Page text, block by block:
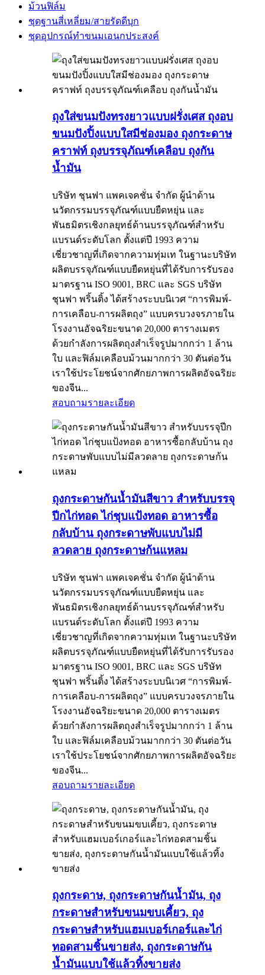
ม้วนฟิล์ม
ชุดฐานสี่เหลี่ยม/สายรัดดีบุก
ชุดอุปกรณ์ทำขนมเอนกประสงค์
ถุงใส่ขนมปังทรงยาวแบบฝรั่งเศส ถุงอบ
ขนมปังปิ้งแบบใสมีช่องมอง ถุงกระดาษ
คราฟท์ ถุงบรรจุภัณฑ์เคลือบ ถุงกัน
น้ำมัน
บริษัท ชุนฟา แพคเจคชั่น จำกัด ผู้นำด้าน
นวัตกรรมบรรจุภัณฑ์แบบยืดหยุ่น และ
พันธมิตรเชิงกลยุทธ์ด้านบรรจุภัณฑ์สำหรับ
แบรนด์ระดับโลก ตั้งแต่ปี 1993 ความ
เชี่ยวชาญที่เกิดจากความทุ่มเท ในฐานะบริษัท
ผลิตบรรจุภัณฑ์แบบยืดหยุ่นที่ได้รับการรับรอง
มาตรฐาน ISO 9001, BRC และ SGS บริษัท
ชุนฟา พริ้นติ้ง ได้สร้างระบบนิเวศ “การพิมพ์-
การเคลือบ-การผลิตถุง” แบบครบวงจรภายใน
โรงงานอัจฉริยะขนาด 20,000 ตารางเมตร
ด้วยกำลังการผลิตถุงสำเร็จรูปมากกว่า 1 ล้าน
ใบ และฟิล์มเคลือบม้วนมากกว่า 30 ตันต่อวัน
เราใช้ประโยชน์จากศักยภาพการผลิตอัจฉริยะ
ของจีน...
สอบถามรายละเอียด
ถุงกระดาษกันน้ำมันสีขาว สำหรับบรรจุ
ปีกไก่ทอด ไก่ชุบแป้งทอด อาหารซื้อ
กลับบ้าน ถุงกระดาษพับแบบไม่มี
ลวดลาย ถุงกระดาษก้นแหลม
บริษัท ชุนฟา แพคเจคชั่น จำกัด ผู้นำด้าน
นวัตกรรมบรรจุภัณฑ์แบบยืดหยุ่น และ
พันธมิตรเชิงกลยุทธ์ด้านบรรจุภัณฑ์สำหรับ
แบรนด์ระดับโลก ตั้งแต่ปี 1993 ความ
เชี่ยวชาญที่เกิดจากความทุ่มเท ในฐานะบริษัท
ผลิตบรรจุภัณฑ์แบบยืดหยุ่นที่ได้รับการรับรอง
มาตรฐาน ISO 9001, BRC และ SGS บริษัท
ชุนฟา พริ้นติ้ง ได้สร้างระบบนิเวศ “การพิมพ์-
การเคลือบ-การผลิตถุง” แบบครบวงจรภายใน
โรงงานอัจฉริยะขนาด 20,000 ตารางเมตร
ด้วยกำลังการผลิตถุงสำเร็จรูปมากกว่า 1 ล้าน
ใบ และฟิล์มเคลือบม้วนมากกว่า 30 ตันต่อวัน
เราใช้ประโยชน์จากศักยภาพการผลิตอัจฉริยะ
ของจีน...
สอบถามรายละเอียด
ถุงกระดาษ, ถุงกระดาษกันน้ำมัน, ถุง
กระดาษสำหรับขนมขบเคี้ยว, ถุง
กระดาษสำหรับแฮมเบอร์เกอร์และไก่
ทอดสามชิ้นขายส่ง, ถุงกระดาษกัน
น้ำมันแบบใช้แล้วทิ้งขายส่ง